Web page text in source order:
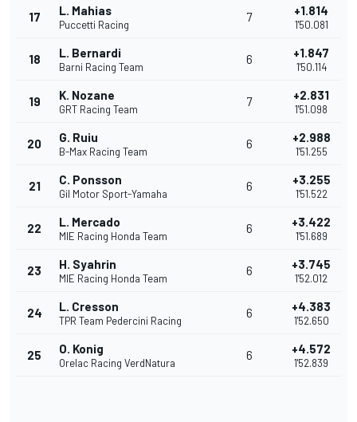
17 L. Mahias
Puccetti Racing
7 +1.814
1'50.081
18 L. Bernardi
Barni Racing Team
6 +1.847
1'50.114
19 K. Nozane
GRT Racing Team
7 +2.831
1'51.098
20 G. Ruiu
B-Max Racing Team
6 +2.988
1'51.255
21 C. Ponsson
Gil Motor Sport-Yamaha
6 +3.255
1'51.522
22 L. Mercado
MIE Racing Honda Team
6 +3.422
1'51.689
23 H. Syahrin
MIE Racing Honda Team
6 +3.745
1'52.012
24 L. Cresson
TPR Team Pedercini Racing
6 +4.383
1'52.650
25 O. Konig
Orelac Racing VerdNatura
6 +4.572
1'52.839